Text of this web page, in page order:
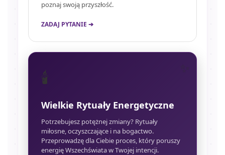
poznaj swoją przyszłość.
ZADAJ PYTANIE ➔
🕯️
Wielkie Rytuały Energetyczne
Potrzebujesz potężnej zmiany? Rytuały
miłosne, oczyszczające i na bogactwo.
Przeprowadzę dla Ciebie proces, który poruszy
energię Wszechświata w Twojej intencji.